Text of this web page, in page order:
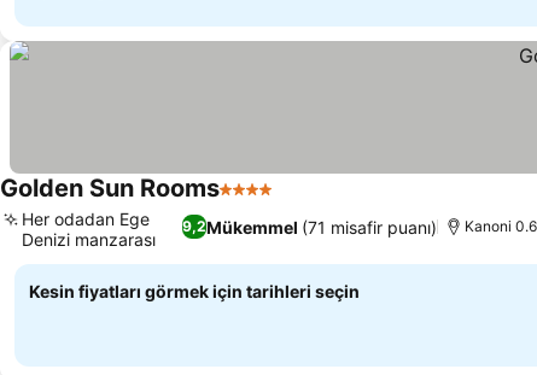
Golden Sun Rooms4 Yıldız
9,2Mükemmel (71 misafir puanı)
Her odadan Ege
Denizi manzarası
Kanoni
Kesin fiyatları görmek için tarihleri seçin